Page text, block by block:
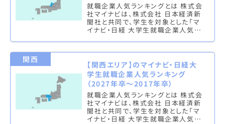
就職企業人気ランキングとは 株式会
社マイナビは、株式会社 日本経済新
聞社と共同で、学生を対象とした「マ
イナビ・日経 大学生就職企業人気ラ
関西
【関西エリア】のマイナビ・日経大
学生就職企業人気ランキング
（2027年卒～2017年卒）
就職企業人気ランキングとは 株式会
社マイナビは、株式会社 日本経済新
聞社と共同で、学生を対象とした「マ
イナビ・日経 大学生就職企業人気ラ